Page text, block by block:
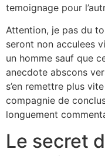
temoignage pour
Attention, je pas du
seront non acculees
un homme sauf que
anecdote abscons
s’en remettre plus
compagnie de
longuement
Le secret